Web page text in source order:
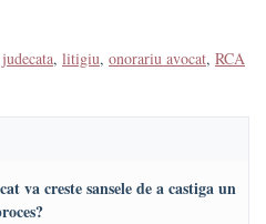
, litigiu, onorariu avocat, RCA
va creste sansele de a castiga un